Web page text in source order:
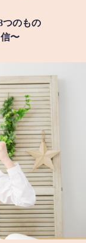
つのもの
〜